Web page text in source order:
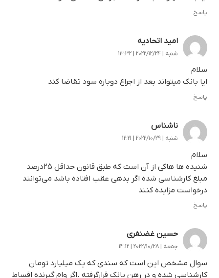
پاسخ
امید اتحادیه
شنبه | 2022/12/24 | 13:32
سلام
ایا بانک میتواند بعد از اجراع دوباره سود تقاضا کند
پاسخ
ناشناس
شنبه | 2022/10/29 | 12:21
سلام
شنیده ها هاکی از آن است که طبق قانون حداقل ۲۵درصد
مبلغ کارشناسی شده اگر بدهی عقب افتاده باشد می‌توانند
درخواست مزایده کنند
پاسخ
حسین غضنفری
جمعه | 2022/10/28 | 14:12
سوال مشخص این است که سندی که یک میلیارد تومان
کارشناسی شده و در رهن بانک قرارگرفته .اگر وام گیرنده اقساط